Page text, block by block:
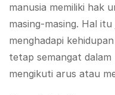
manusia memiliki hak
masing-masing. Hal
menghadapi
tetap semangat
mengikuti arus atau